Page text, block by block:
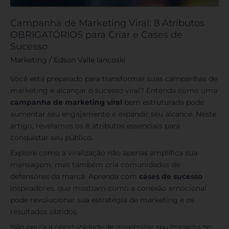
Campanha de Marketing Viral: 8 Atributos
OBRIGATÓRIOS para Criar e Cases de
Sucesso
Marketing / Edson Valle Iancoski
Você está preparado para transformar suas campanhas de
marketing e alcançar o sucesso viral? Entenda como uma
campanha de marketing viral
bem estruturada pode
aumentar seu engajamento e expandir seu alcance. Neste
artigo, revelamos os 8 atributos essenciais para
conquistar seu público.
Explore como a viralização não apenas amplifica sua
mensagem, mas também cria comunidades de
defensores da marca. Aprenda com cases de sucesso
inspiradores, que mostram como a conexão emocional
pode revolucionar sua estratégia de marketing e os
resultados obtidos.